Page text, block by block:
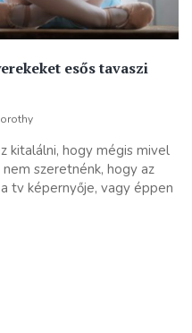
esős tavaszi
kitalálni, hogy mégis mivel
szeretnénk, hogy az
tv képernyője, vagy éppen